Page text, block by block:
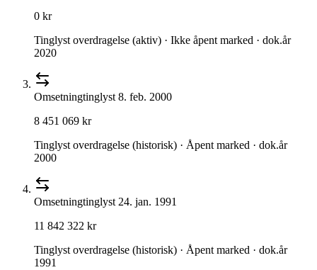
0 kr
Tinglyst overdragelse (aktiv) · Ikke åpent marked · dok.år
2020
Omsetningtinglyst 8. feb. 2000
8 451 069 kr
Tinglyst overdragelse (historisk) · Åpent marked · dok.år
2000
Omsetningtinglyst 24. jan. 1991
11 842 322 kr
Tinglyst overdragelse (historisk) · Åpent marked · dok.år
1991